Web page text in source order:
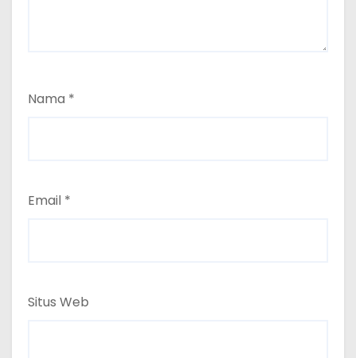
Nama *
Email *
Situs Web